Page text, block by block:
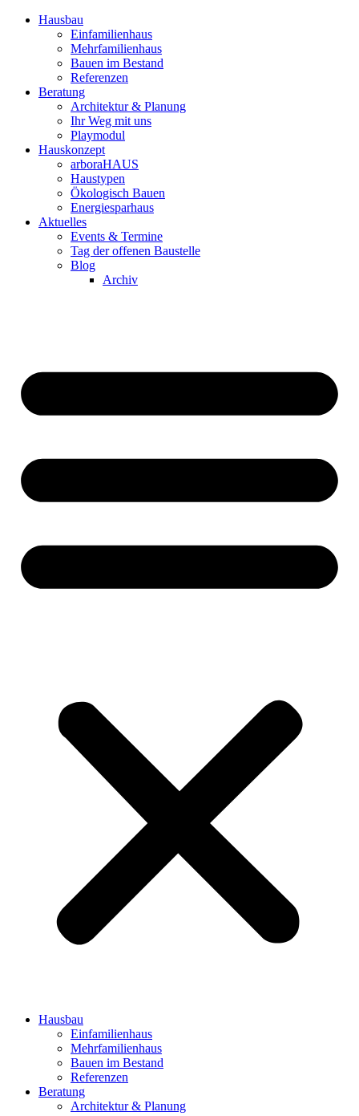
Hausbau
Einfamilienhaus
Mehrfamilienhaus
Bauen im Bestand
Referenzen
Beratung
Architektur & Planung
Ihr Weg mit uns
Playmodul
Hauskonzept
arboraHAUS
Haustypen
Ökologisch Bauen
Energiesparhaus
Aktuelles
Events & Termine
Tag der offenen Baustelle
Blog
Archiv
Hausbau
Einfamilienhaus
Mehrfamilienhaus
Bauen im Bestand
Referenzen
Beratung
Architektur & Planung